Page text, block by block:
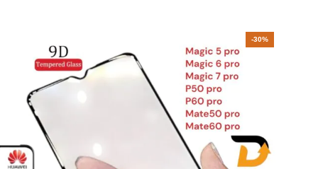
-30%